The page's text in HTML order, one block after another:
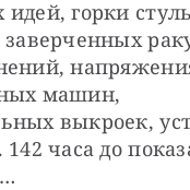
горки
заверченных
машин,
выкроек,
часа до